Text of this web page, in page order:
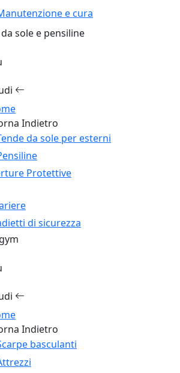
e cura
sole e pensiline
Indietro
da sole per esterni
Protettive
di sicurezza
Indietro
basculanti